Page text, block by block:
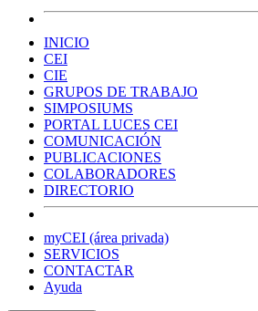
INICIO
CEI
CIE
GRUPOS DE TRABAJO
SIMPOSIUMS
PORTAL LUCES CEI
COMUNICACIÓN
PUBLICACIONES
COLABORADORES
DIRECTORIO
myCEI (área privada)
SERVICIOS
CONTACTAR
Ayuda